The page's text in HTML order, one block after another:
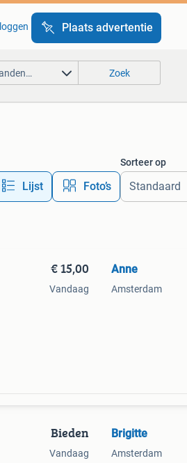
Plaats advertentie
Zoek
Lijst Foto’s
Sorteer op
€ 15,00
Vandaag
Anne
Amsterdam
Bieden
Vandaag
Brigitte
Amsterdam